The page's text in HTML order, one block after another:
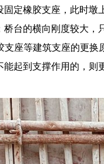
固定橡胶支座，此时墩
台的横向刚度较大，
支座等建筑支座的更换
能起到支撑作用的，则